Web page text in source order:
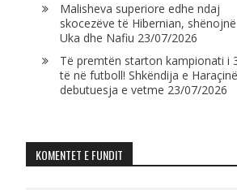
Malisheva superiore edhe ndaj
skocezëve të Hibernian, shënojnë
Uka dhe Nafiu 23/07/2026
Të premtën starton kampionati i
të në futboll! Shkëndija e
debutuesja e vetme 23/07/2026
KOMENTET E FUNDIT